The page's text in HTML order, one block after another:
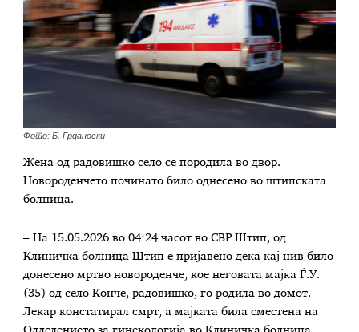
Фото: Б. Грданоски
Жена од радовишко село се породила во двор.
Новороденчето починато било однесено во штипската
болница.
– На 15.05.2026 во 04:24 часот во СВР Штип, од
Клиничка болница Штип е пријавено дека кај нив било
донесено мртво новороденче, кое неговата мајка Ѓ.У.
(35) од село Конче, радовишко, го родила во домот.
Лекар констатирал смрт, а мајката била сместена на